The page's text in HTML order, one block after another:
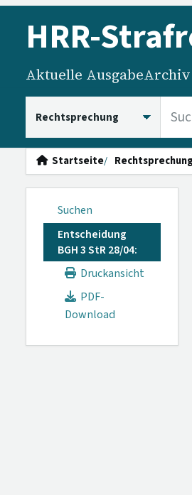
HRR-
Aktuelle AusgabeArchiv
Startseite Rechtsprechung
Suchen
Entscheidung
BGH 3 StR 28/04:
Druckansicht
PDF-
Download